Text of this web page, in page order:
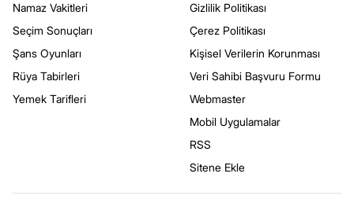
Namaz Vakitleri
Seçim Sonuçları
Şans Oyunları
Rüya Tabirleri
Yemek Tarifleri
Gizlilik Politikası
Çerez Politikası
Kişisel Verilerin Korunması
Veri Sahibi Başvuru Formu
Webmaster
Mobil Uygulamalar
RSS
Sitene Ekle